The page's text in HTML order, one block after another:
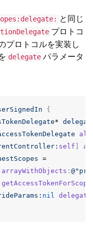
と同じ
プロトコ
プロトコルを実装し
delegate パラメータ
{
*
self
=
arrayWithObjects :
nil delegate